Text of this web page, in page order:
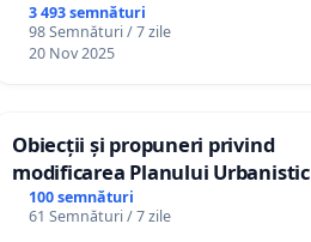
3 493 semnături
98 Semnături / 7 zile
20 Nov 2025
Obiecții și propuneri privind
modificarea Planului Urbanistic
General al orașului Ialoveni
100 semnături
61 Semnături / 7 zile